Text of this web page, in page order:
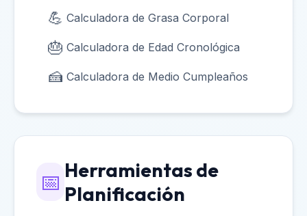
💪 Calculadora de Grasa Corporal
🎂 Calculadora de Edad Cronológica
🍰 Calculadora de Medio Cumpleaños
📅 Herramientas de
Planificación